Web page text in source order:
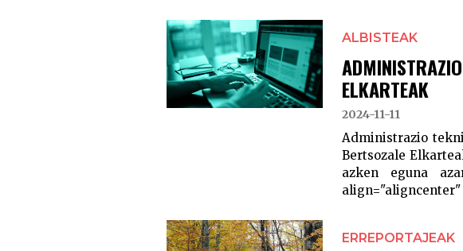
ALBISTEAK
ELKARTEAK
2024-11-11
Administrazio
Bertsozale
azken eguna
ERREPORTAJEAK